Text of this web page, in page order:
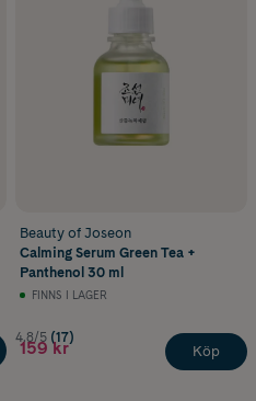
Beauty of Joseon
Calming Serum Green Tea +
Panthenol 30 ml
FINNS I LAGER
4.8/5 (17)
159 kr Köp